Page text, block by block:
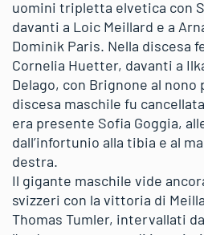
uomini tripletta elvetica con
davanti a Loic Meillard e a
Dominik Paris. Nella discesa
Cornelia Huetter, davanti a
Delago, con Brignone al
discesa maschile fu
era presente Sofia Goggia,
dall’infortunio alla tibia e al
destra.
Il gigante maschile vide
svizzeri con la vittoria di
Thomas Tumler, intervallati